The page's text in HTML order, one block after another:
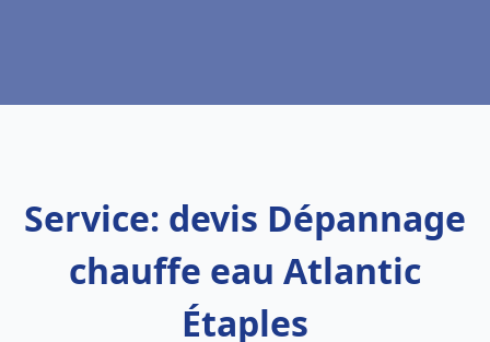
Service: devis Dépannage
chauffe eau Atlantic
Étaples